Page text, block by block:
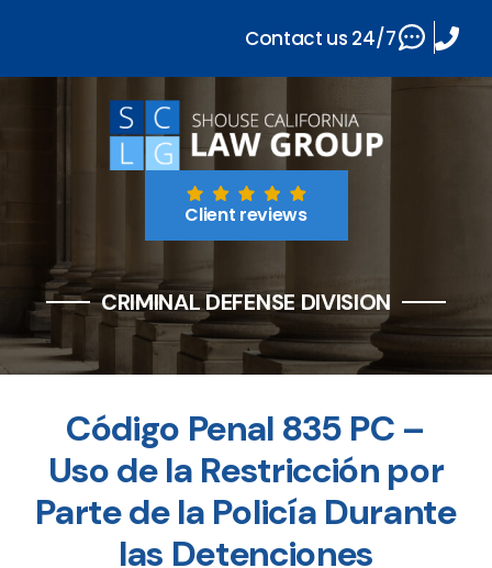
Client reviews
CRIMINAL DEFENSE DIVISION
Código Penal 835 PC –
Uso de la Restricción por
Parte de la Policía Durante
las Detenciones
Contact us 24/7